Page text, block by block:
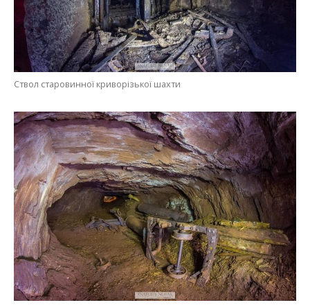
Ствол старовинної криворізької шахти